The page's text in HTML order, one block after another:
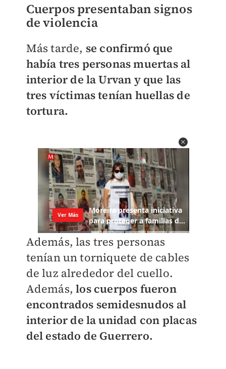
Cuerpos presentaban signos
de violencia
Más tarde, se confirmó que
había tres personas muertas al
interior de la Urvan y que las
tres víctimas tenían huellas de
tortura.
Además, las tres personas
tenían un torniquete de cables
de luz alrededor del cuello.
Además, los cuerpos fueron
encontrados semidesnudos al
interior de la unidad con placas
del estado de Guerrero.